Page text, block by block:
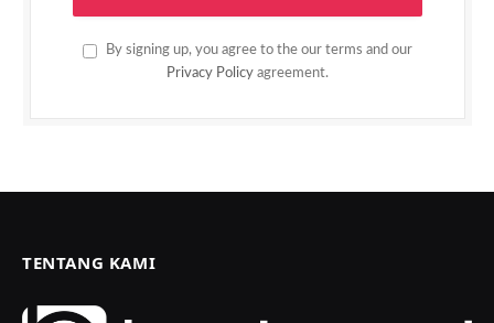
By signing up, you agree to the our terms and our
Privacy Policy agreement.
TENTANG KAMI